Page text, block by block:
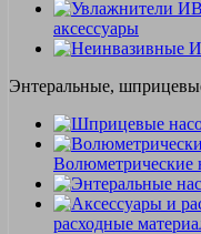
аксессуары
Энтеральные,
Волюметрические
расходные